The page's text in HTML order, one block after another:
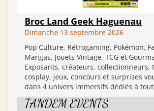
Broc Land Geek Haguenau
Dimanche 13 septembre 2026
Pop Culture, Rétrogaming, Pokémon,
Mangas, Jouets Vintage, TCG et
Exposants, créateurs, collectionneurs,
cosplay, jeux, concours et surprises
dans 4 univers immersifs dédiés à
TANDEM EVENTS